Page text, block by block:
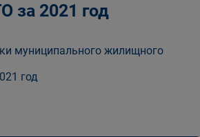
за 2021 год
муниципального жилищного
год